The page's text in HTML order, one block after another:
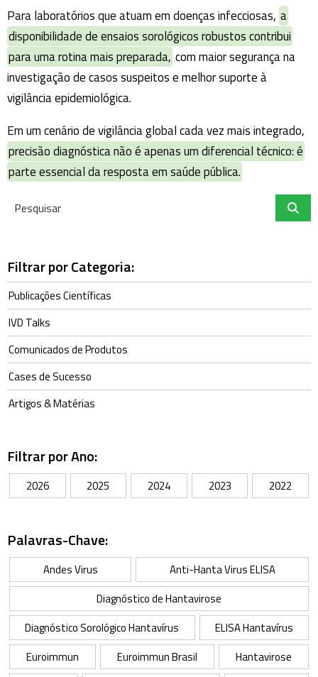
Para laboratórios que atuam em doenças infecciosas, a
disponibilidade de ensaios sorológicos robustos contribui
para uma rotina mais preparada, com maior segurança na
investigação de casos suspeitos e melhor suporte à
vigilância epidemiológica.
Em um cenário de vigilância global cada vez mais integrado,
precisão diagnóstica não é apenas um diferencial técnico: é
parte essencial da resposta em saúde pública.
Filtrar por Categoria:
Publicações Científicas
IVD Talks
Comunicados de Produtos
Cases de Sucesso
Artigos & Matérias
Filtrar por Ano:
2026 2025 2024 2023 2022
Palavras-Chave:
Andes Virus
Anti-Hanta Virus ELISA
Diagnóstico de Hantavirose
Diagnóstico Sorológico Hantavírus
ELISA Hantavírus
Euroimmun
Euroimmun Brasil
Hantavirose